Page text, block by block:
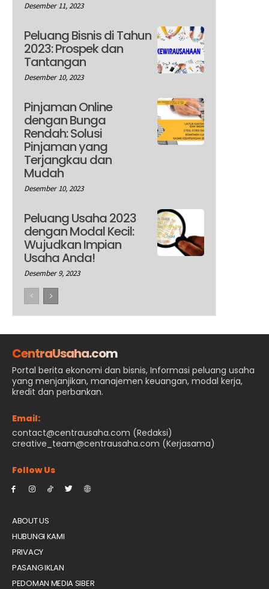
Desember 11, 2023
Peluang Bisnis di Tahun
2023: Prospek dan
Tantangan
Desember 10, 2023
Pinjaman Online
dengan Bunga
Rendah: Solusi
Pinjaman yang
Terjangkau dan
Mudah
Desember 10, 2023
Peluang Usaha 2023
dengan Modal Kecil:
Wujudkan Impian
Usaha Anda!
Desember 9, 2023
CentraUsaha.com
Portal berita ekonomi dan bisnis, Informasi peluang usaha
yang menjanjikan, manajemen keuangan, modal kerja,
kredit dan perbankan.
Email:
contact@centrausaha.com (Redaksi)
creative_team@centrausaha.com (Kerjasama)
Follow Us
ABOUT US
HUBUNGI KAMI
PRIVACY
PASANG IKLAN
PEDOMAN MEDIA SIBER